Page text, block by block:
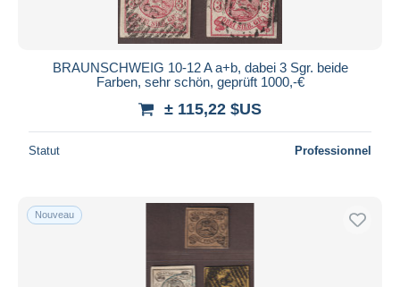
BRAUNSCHWEIG 10-12 A a+b, dabei 3 Sgr. beide
Farben, sehr schön, geprüft 1000,-€
± 115,22 $US
Statut Professionnel
Nouveau